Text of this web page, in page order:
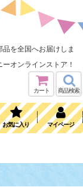
を全国へお届けしま
オンラインストア！
カート 商品検索
お気に入り マイページ